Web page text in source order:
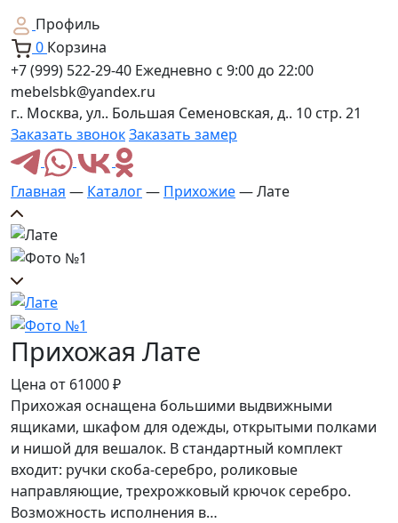
Профиль
0 Корзина
+7 (999) 522-29-40 Ежедневно с 9:00 до 22:00
mebelsbk@yandex.ru
г.. Москва, ул.. Большая Семеновская, д.. 10 стр. 21
Заказать звонокЗаказать замер
Главная — Каталог— Прихожие— Лате
Прихожая Лате
Цена от 61000₽
Прихожая оснащена большими выдвижными
ящиками, шкафом для одежды, открытыми полками
и нишой для вешалок. В стандартный комплект
входит: ручки скоба-серебро, роликовые
направляющие, трехрожковый крючок серебро.
Возможность исполнения в…